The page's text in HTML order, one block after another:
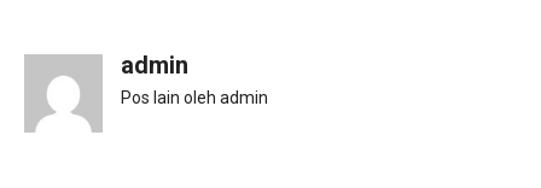
admin
Pos lain oleh admin